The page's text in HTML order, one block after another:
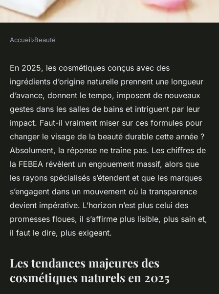
Cosmétiques naturels : les
tendances phares à adopter
cette année
Isambard•20/04/2026 20:02•9 min de lecture
Accueil›Beauté
En 2025, les cosmétiques conçus avec des
ingrédients d’origine naturelle prennent une longueur
d’avance, donnent le tempo, imposent de nouveaux
gestes dans les salles de bains et intriguent par leur
impact. Faut-il vraiment miser sur ces formules pour
changer le visage de la beauté durable cette année ?
Absolument, la réponse ne traîne pas. Les chiffres de
la FEBEA révèlent un engouement massif, alors que
les rayons spécialisés s’étendent et que les marques
s’engagent dans un mouvement où la transparence
devient impérative. L’horizon n’est plus celui des
promesses floues, il s’affirme plus lisible, plus sain et,
il faut le dire, plus exigeant.
Les tendances majeures des
cosmétiques naturels en 2025